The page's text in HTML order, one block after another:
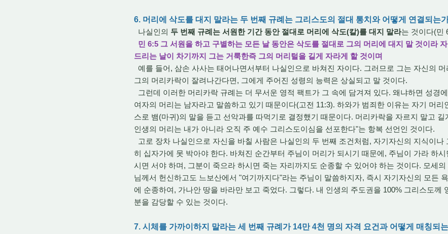
6. 머리에 삭도를 대지 말라는 두 번째 규례는 그리스도의 절대 통치와 어떻게 연결되는
나실인의 두 번째 규례는 서원한 기간 동안 절대로 머리에 삭도(칼)를 대지 말라는 것이다(민
민 6:5 그 서원을 하고 구별하는 모든 날 동안은 삭도를 절대로 그의 머리에 대지 말 것이라
드리는 날이 차기까지 그는 거룩한즉 그의 머리털을 길게 자라게 할 것이며
예를 들어, 삼손 사사는 태어나면서부터 나실인으로 바쳐진 자이다. 그러므로 그는 자신의
그의 머리카락이 잘려나간다면, 그에게 주어진 성령의 능력은 상실되고 말 것이다.
그런데 이러한 머리카락 규례는 더 무서운 영적 팩트가 그 속에 담겨져 있다. 왜냐하면 성경
여자의 머리는 남자라고 말씀하고 있기 때문이다(고전 11:3). 하와가 범죄한 이유는 자기 머리
스로 뱀(마귀)의 말을 듣고 선악과를 따먹기로 결정했기 때문이다. 머리카락을 자르지 말고 길
인생의 머리는 내가 아니라 오직 주 예수 그리스도이심을 선포한다"는 항복 선언인 것이다.
고로 장차 나실인으로 자신을 바칠 사람은 나실인의 두 번째 조건처럼, 자기자신의 지식이나
히 십자가에 못 박아야 한다. 바쳐진 순간부터 주님이 머리가 되시기 때문에, 주님이 가라 하
시면 서야 하며, 그분이 죽으라 하시면 죽는 자리까지도 순종할 수 있어야 하는 것이다. 모세
님께서 헌신하고도 느보산에서 "여기까지다"라는 주님이 말씀하지자, 즉시 자기자신의 모든
에 순종하여, 가나안 땅을 바라만 보고 죽었다. 그렇다. 내 인생의 주도권을 100% 그리스도께
분을 감당할 수 있는 것이다.
7. 시체를 가까이하지 말라는 세 번째 규례가 14만 4천 명의 자격 요건과 어떻게 매칭되